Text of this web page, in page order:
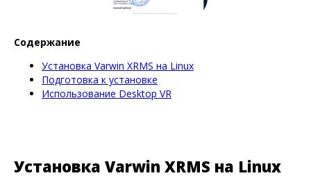
Содержание
Установка Varwin XRMS на Linux
Подготовка к установке
Использование Desktop VR
Установка Varwin XRMS на Linux